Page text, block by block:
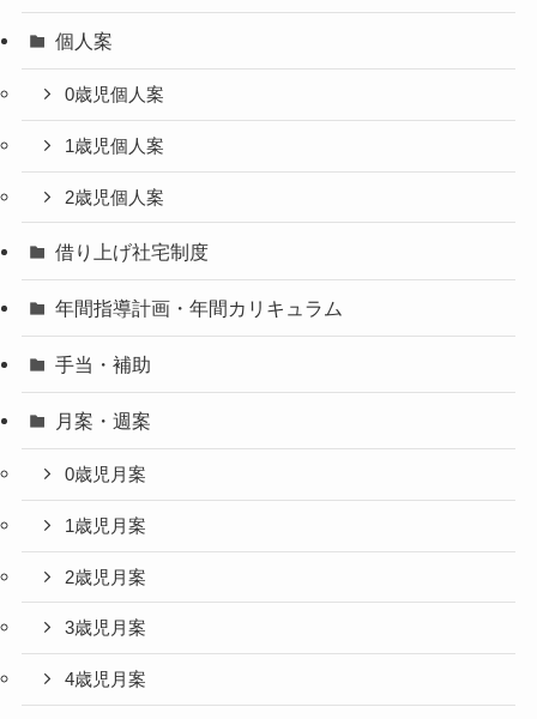
個人案
0歳児個人案
1歳児個人案
2歳児個人案
借り上げ社宅制度
年間指導計画・年間カリキュラム
手当・補助
月案・週案
0歳児月案
1歳児月案
2歳児月案
3歳児月案
4歳児月案